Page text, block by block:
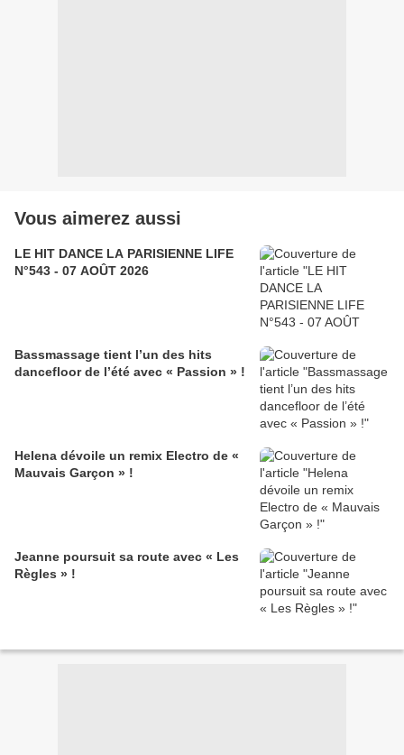
Vous aimerez aussi
LE HIT DANCE LA PARISIENNE LIFE
N°543 - 07 AOÛT 2026
Bassmassage tient l’un des hits
dancefloor de l’été avec « Passion » !
Helena dévoile un remix Electro de «
Mauvais Garçon » !
Jeanne poursuit sa route avec « Les
Règles » !